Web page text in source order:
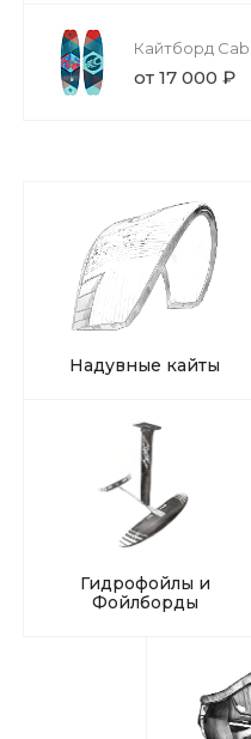
Кайтборд
от 17 000 ₽
Надувные кайты
Гидрофойлы и
Фойлборды